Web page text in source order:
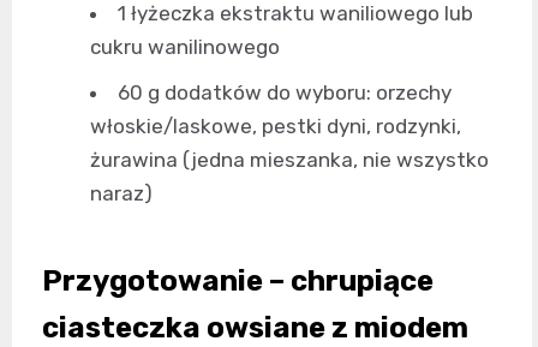
1 łyżeczka ekstraktu waniliowego lub
cukru wanilinowego
60 g dodatków do wyboru: orzechy
włoskie/laskowe, pestki dyni, rodzynki,
żurawina (jedna mieszanka, nie wszystko
naraz)
Przygotowanie – chrupiące
ciasteczka owsiane z miodem